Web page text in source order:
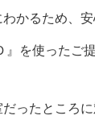
かるため、
』を使ったご
ったところ